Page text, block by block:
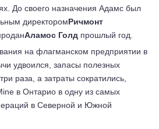
До своего назначения Адамс был
директоромРичмонт
Аламос Голд прошлый год.
на флагманском предприятии в
удвоился, запасы полезных
раза, а затраты сократились,
в Онтарио в одну из самых
в Северной и Южной